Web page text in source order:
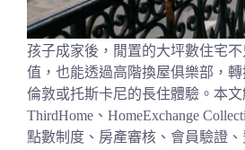
孩子成家後，閒置的大坪數住宅
值，也能透過高階換屋俱樂部，轉
倫敦或托斯卡尼的長住體驗。本
ThirdHome、HomeExchange
點數制度、房產審核、會員驗證